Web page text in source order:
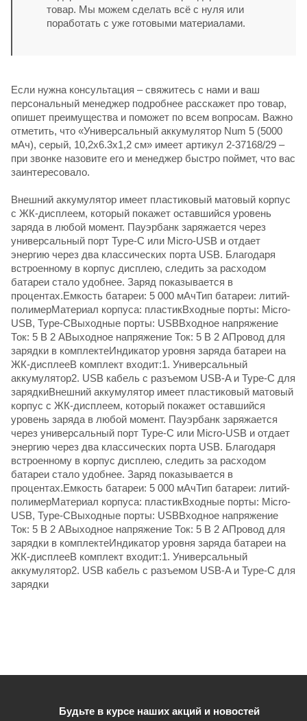
товар. Мы можем сделать всё с нуля или
поработать с уже готовыми материалами.
Если нужна консультация – свяжитесь с нами и ваш
персональный менеджер подробнее расскажет про товар,
опишет преимущества и поможет по всем вопросам. Важно
отметить, что «Универсальный аккумулятор Num 5 (5000
мАч), серый, 10,2х6.3х1,2 см» имеет артикул 2-37168/29 –
при звонке назовите его и менеджер быстро поймет, что вас
заинтересовало.
Внешний аккумулятор имеет пластиковый матовый корпус
с ЖК-дисплеем, который покажет оставшийся уровень
заряда в любой момент. Пауэрбанк заряжается через
универсальный порт Type-C или Micro-USB и отдает
энергию через два классических порта USB. Благодаря
встроенному в корпус дисплею, следить за расходом
батареи стало удобнее. Заряд показывается в
процентах.Емкость батареи: 5 000 мАчТип батареи: литий-
полимерМатериал корпуса: пластикВходные порты: Micro-
USB, Type-CВыходные порты: USBВходное напряжение
Ток: 5 В 2 AВыходное напряжение Ток: 5 В 2 AПровод для
зарядки в комплектеИндикатор уровня заряда батареи на
ЖК-дисплееВ комплект входит:1. Универсальный
аккумулятор2. USB кабель с разъемом USB-A и Type-C для
зарядкиВнешний аккумулятор имеет пластиковый матовый
корпус с ЖК-дисплеем, который покажет оставшийся
уровень заряда в любой момент. Пауэрбанк заряжается
через универсальный порт Type-C или Micro-USB и отдает
энергию через два классических порта USB. Благодаря
встроенному в корпус дисплею, следить за расходом
батареи стало удобнее. Заряд показывается в
процентах.Емкость батареи: 5 000 мАчТип батареи: литий-
полимерМатериал корпуса: пластикВходные порты: Micro-
USB, Type-CВыходные порты: USBВходное напряжение
Ток: 5 В 2 AВыходное напряжение Ток: 5 В 2 AПровод для
зарядки в комплектеИндикатор уровня заряда батареи на
ЖК-дисплееВ комплект входит:1. Универсальный
аккумулятор2. USB кабель с разъемом USB-A и Type-C для
зарядки
Будьте в курсе наших акций и новостей